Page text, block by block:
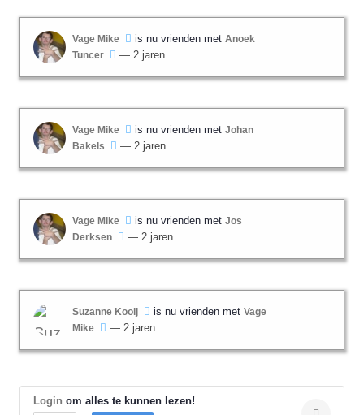
Vage Mike is nu vrienden met Anoek
Tuncer
— 2 jaren
Vage Mike is nu vrienden met Johan
Bakels
— 2 jaren
Vage Mike is nu vrienden met Jos
Derksen
— 2 jaren
Suzanne Kooij is nu vrienden met Vage
Mike
— 2 jaren
Login om alles te kunnen lezen!